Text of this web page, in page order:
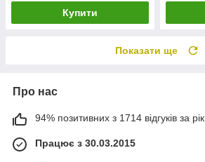
Купити
Показати ще
Про нас
94% позитивних з 1714 відгуків за рік
Працює з 30.03.2015